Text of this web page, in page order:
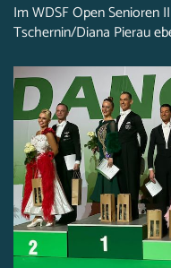
Im WDSF Open Senioren
Tschernin/Diana Pierau